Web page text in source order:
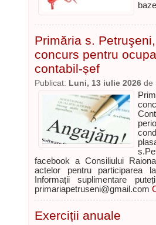
Primăria s.
concurs pentru
contabil-șef
Publicat: Luni, 13 iulie 2026 de
facebook a Consiliului
actelor pentru participarea
Informații suplimentare
primariapetruseni@gmail.com
Exerciții anuale